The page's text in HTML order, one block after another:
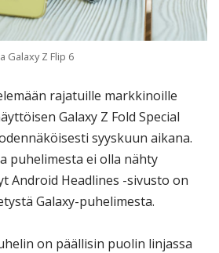
Galaxy Z Flip 6
rajatuille markkinoille
Galaxy Z Fold Special
syyskuun aikana.
puhelimesta ei olla nähty
Android Headlines -sivusto on
Galaxy-puhelimesta.
on päällisin puolin linjassa